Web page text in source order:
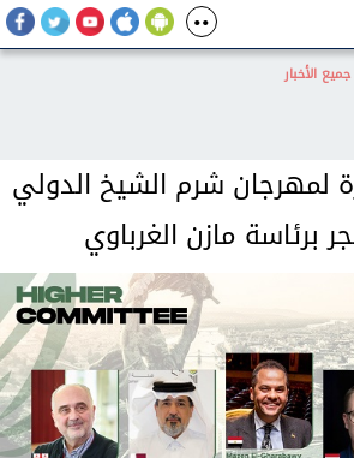
جميع الأخبار
لمهرجان شرم الشيخ الدولي
برئاسة مازن الغرباوي